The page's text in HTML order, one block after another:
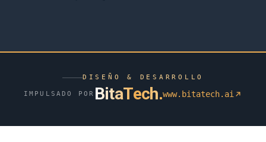
DISEÑO & DESARROLLO
IMPULSADO POR BitaTech.www.bitatech.ai